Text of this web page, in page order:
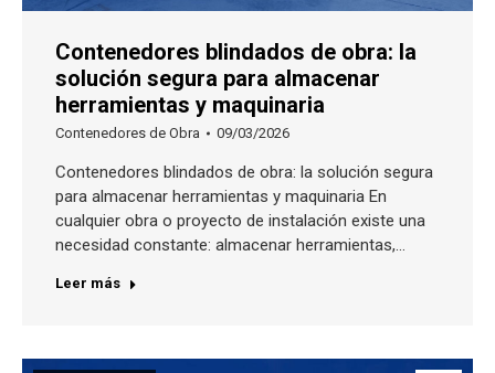
Contenedores blindados de obra: la
solución segura para almacenar
herramientas y maquinaria
Contenedores de Obra 09/03/2026
Contenedores blindados de obra: la solución segura
para almacenar herramientas y maquinaria En
cualquier obra o proyecto de instalación existe una
necesidad constante: almacenar herramientas,…
Leer más